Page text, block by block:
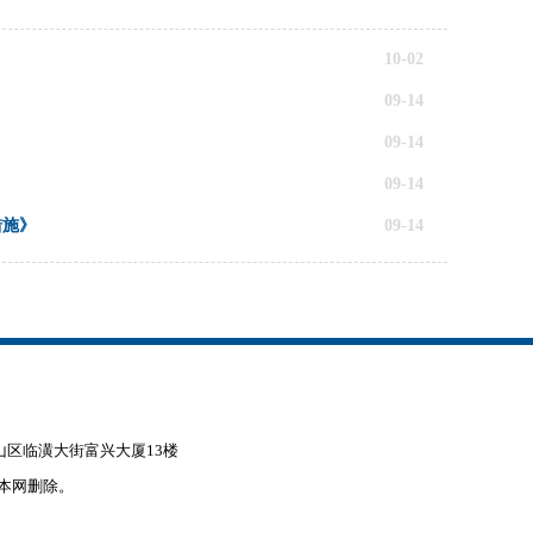
10-02
09-14
09-14
09-14
》 09-14
区临潢大街富兴大厦13楼
删除。